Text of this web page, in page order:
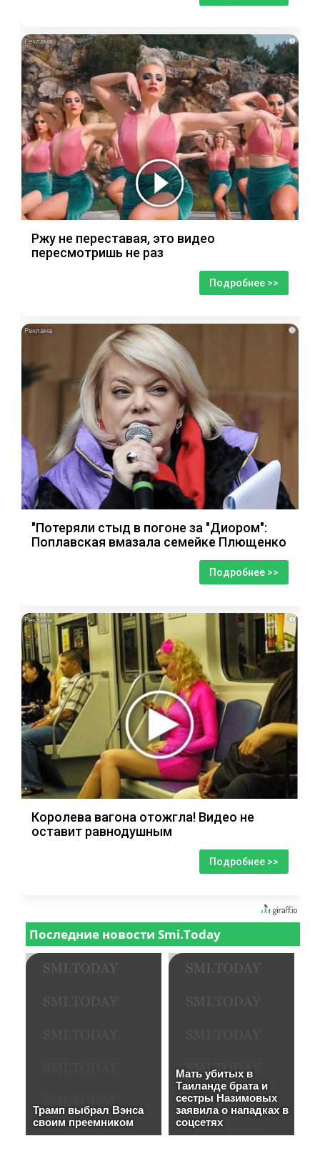
i
Ржу не переставая, это видео
пересмотришь не раз
Подробнее >>
i
"Потеряли стыд в погоне за "Диором":
Поплавская вмазала семейке Плющенко
Подробнее >>
i
Королева вагона отожгла! Видео не
оставит равнодушным
Подробнее >>